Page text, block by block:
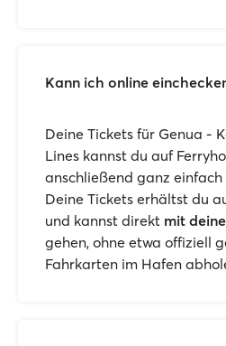
Kann ich online
Deine Tickets für Genua -
Lines kannst du auf
anschließend ganz einfach
Deine Tickets erhältst du
und kannst direkt mit
gehen, ohne etwa offiziell
Fahrkarten im Hafen